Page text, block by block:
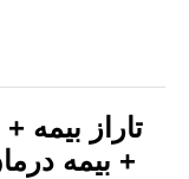
تاراز بیمه
+ بیمه